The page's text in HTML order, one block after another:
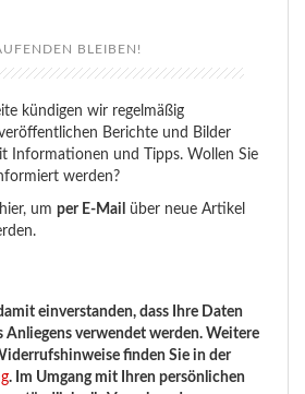
BLEIBEN!
kündigen wir regelmäßig
Berichte und Bilder
Informationen und Tipps. Wollen Sie
werden?
um per E-Mail
über neue Artikel
einverstanden, dass Ihre Daten
Anliegens verwendet werden. Weitere
finden Sie in der
. Im Umgang mit Ihren persönlichen